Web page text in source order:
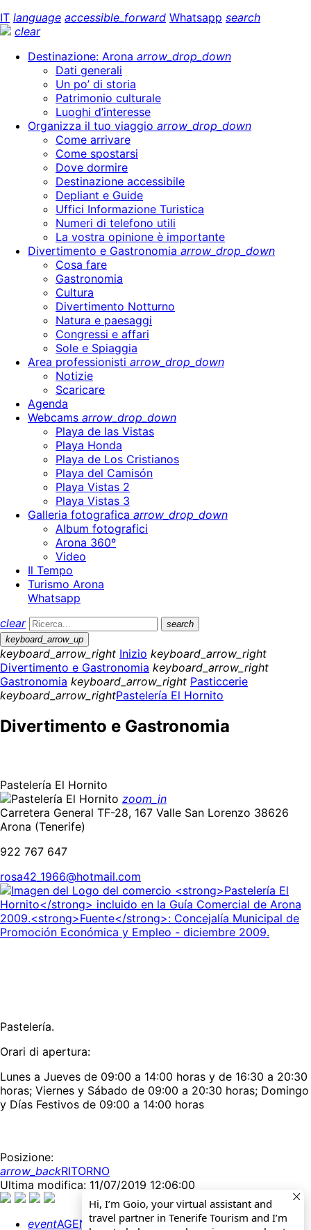
Hi, I’m Goio, your virtual assistant and
travel partner in Tenerife Tourism and I’m
IT language accessible_forward Whatsapp search
clear
Destinazione: Arona arrow_drop_down
Dati generali
Un po’ di storia
Patrimonio culturale
Luoghi d’interesse
Organizza il tuo viaggio arrow_drop_down
Come arrivare
Come spostarsi
Dove dormire
Destinazione accessibile
Depliant e Guide
Uffici Informazione Turistica
Numeri di telefono utili
La vostra opinione è importante
Divertimento e Gastronomia arrow_drop_down
Cosa fare
Gastronomia
Cultura
Divertimento Notturno
Natura e paesaggi
Congressi e affari
Sole e Spiaggia
Area professionisti arrow_drop_down
Notizie
Scaricare
Agenda
Webcams arrow_drop_down
Playa de las Vistas
Playa Honda
Playa de Los Cristianos
Playa del Camisón
Playa Vistas 2
Playa Vistas 3
Galleria fotografica arrow_drop_down
Album fotografici
Arona 360º
Video
Il Tempo
Turismo Arona
Whatsapp
clear
search
keyboard_arrow_up
keyboard_arrow_right Inizio keyboard_arrow_right
Divertimento e Gastronomia keyboard_arrow_right
Gastronomia keyboard_arrow_right Pasticcerie
keyboard_arrow_rightPastelería El Hornito
Divertimento e Gastronomia
Pastelería El Hornito
zoom_in
Carretera General TF-28, 167 Valle San Lorenzo 38626
Arona (Tenerife)
922 767 647
rosa42_1966@hotmail.com
Pastelería.
Orari di apertura:
Lunes a Jueves de 09:00 a 14:00 horas y de 16:30 a 20:30
horas; Viernes y Sábado de 09:00 a 20:30 horas; Domingo
y Días Festivos de 09:00 a 14:00 horas
Posizione:
arrow_backRITORNO
Ultima modifica: 11/07/2019 12:06:00
eventAGENDA